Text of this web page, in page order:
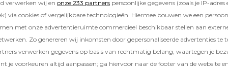
verwerken wij en onze 233 partners persoonlijke gegevens (zoals je IP-adres
via cookies of vergelijkbare technologieën. Hiermee bouwen we een
met onze advertentieruimte commercieel beschikbaar stellen aan
Zo genereren wij inkomsten door gepersonaliseerde advertenties te
verwerken gegevens op basis van rechtmatig belang, waartegen je
je voorkeuren altijd aanpassen; ga hiervoor naar de footer van de website
is af en toe net een verstrooide
lieve vader, maar soms ook behoorlijk
de jongste achterop op een
kinderzitjeen komt Hugo bijna met zijn
fietst met een kind voor- en een achterop